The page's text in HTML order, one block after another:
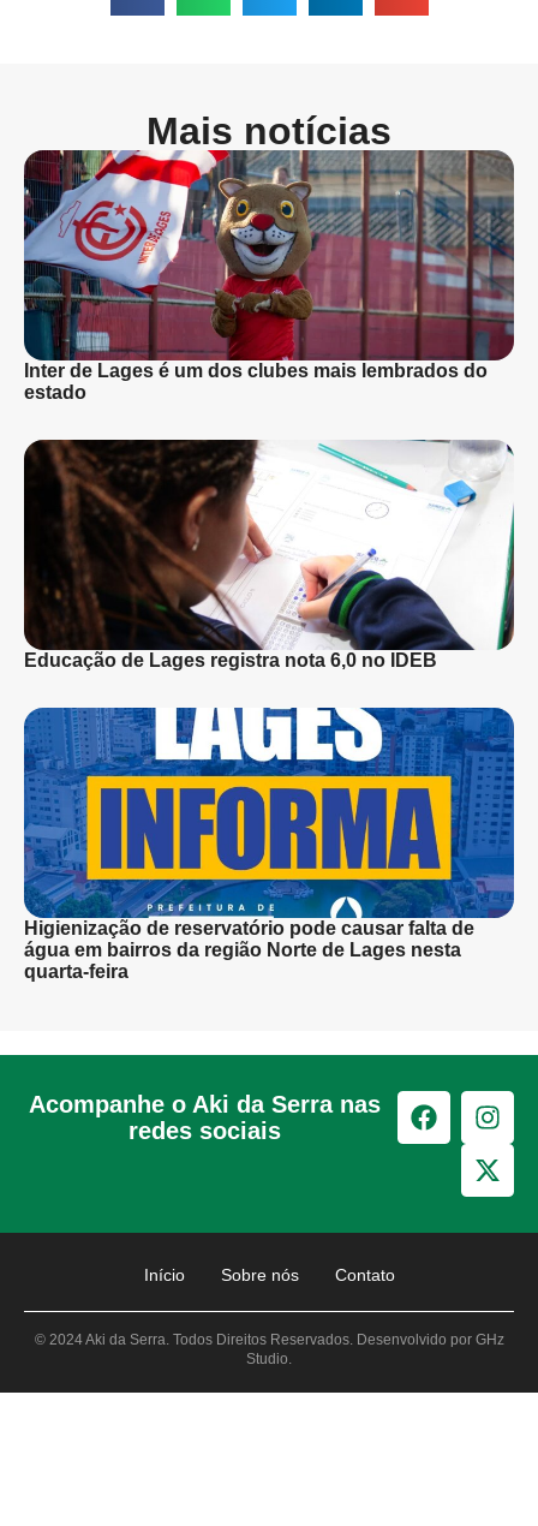
Mais notícias
Inter de Lages é um dos clubes mais lembrados do
estado
Educação de Lages registra nota 6,0 no IDEB
Higienização de reservatório pode causar falta de
água em bairros da região Norte de Lages nesta
quarta-feira
Acompanhe o Aki da Serra nas
redes sociais
Início Sobre nós Contato
© 2024 Aki da Serra. Todos Direitos Reservados. Desenvolvido por GHz
Studio.